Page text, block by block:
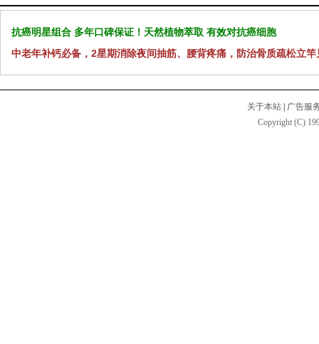
抗癌明星组合 多年口碑保证！天然植物萃取 有效对抗癌细胞
中老年补钙必备，2星期消除夜间抽筋、腰背疼痛，防治骨质疏松立竿
关于本站
广告服
Copyright (C)